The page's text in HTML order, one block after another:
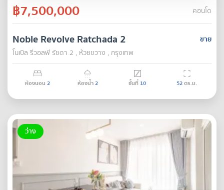
฿7,500,000 คอนโด
ขาย
Noble Revolve Ratchada 2
โนเบิล รีวอลฟ์ รัชดา 2 , ห้วยขวาง , กรุงเทพ
ห้องนอน 2 ห้องน้ำ2 ชั้นที่ 10 52ตร.ม.
ว่าง